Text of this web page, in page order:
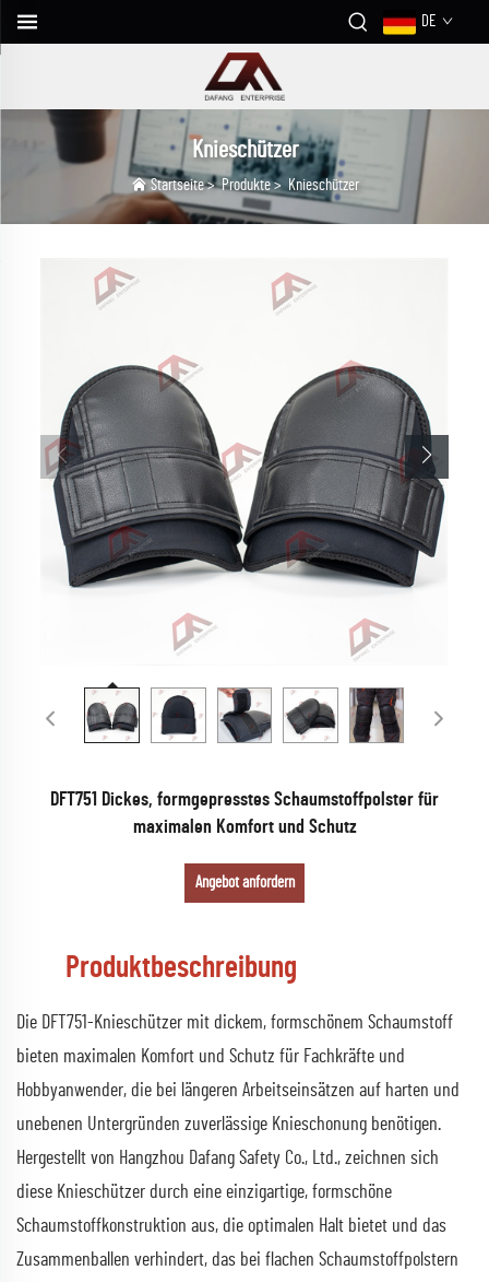
DE
Knieschützer
Startseite>Produkte>Knieschützer
DFT751 Dickes, formgepresstes Schaumstoffpolster für
maximalen Komfort und Schutz
Angebot anfordern
Produktbeschreibung
Die DFT751-Knieschützer mit dickem, formschönem Schaumstoff
bieten maximalen Komfort und Schutz für Fachkräfte und
Hobbyanwender, die bei längeren Arbeitseinsätzen auf harten und
unebenen Untergründen zuverlässige Knieschonung benötigen.
Hergestellt von Hangzhou Dafang Safety Co., Ltd., zeichnen sich
diese Knieschützer durch eine einzigartige, formschöne
Schaumstoffkonstruktion aus, die optimalen Halt bietet und das
Zusammenballen verhindert, das bei flachen Schaumstoffpolstern